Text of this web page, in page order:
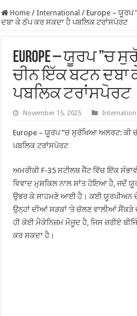
Home / International / Europe –
ਦਬਾ ਕੇ ਠੱਪ ਕਰ ਸਕਦਾ ਹੈ ਪਬਲਿਕ ਟਰਾਂਸਪੋਰਟ
Europe – ਯੂਰਪ ”ਚ
ਚੀਨ ਇੱਕ ਬਟਨ ਦਬਾ
ਪਬਲਿਕ ਟਰਾਂਸਪੋਰਟ
November 15, 2025
Europe – ਯੂਰਪ ”ਚ ਸੁਰੱਖਿਆ ਅਲਰਟ: ਕੀ
ਪਬਲਿਕ ਟਰਾਂਸਪੋਰਟ
ਅਮਰੀਕੀ F-35 ਸਟੀਲਥ ਜੈੱਟ ਵਿੱਚ ਇੱਕ
ਵਿਵਾਦ ਮੁਸ਼ਕਿਲ ਨਾਲ ਸ਼ਾਂਤ ਹੋਇਆ ਹੈ, ਜਦੋਂ
ਉਭਰ ਕੇ ਸਾਹਮਣੇ ਆਈ ਹੈ। ਕਈ ਯੂਰਪੀਅਨ
ਉਨ੍ਹਾਂ ਦੀਆਂ ਸੜਕਾਂ ‘ਤੇ ਚੱਲਣ ਵਾਲੀਆਂ ਸੈਂਕੜੇ
ਹੀ ਕੋਈ ਮੈਕੇਨਿਜ਼ਮ ਮੌਜੂਦ ਹੈ, ਜਿਸ ਜ਼ਰੀਏ
ਕਰ ਸਕਦਾ ਹੈ।